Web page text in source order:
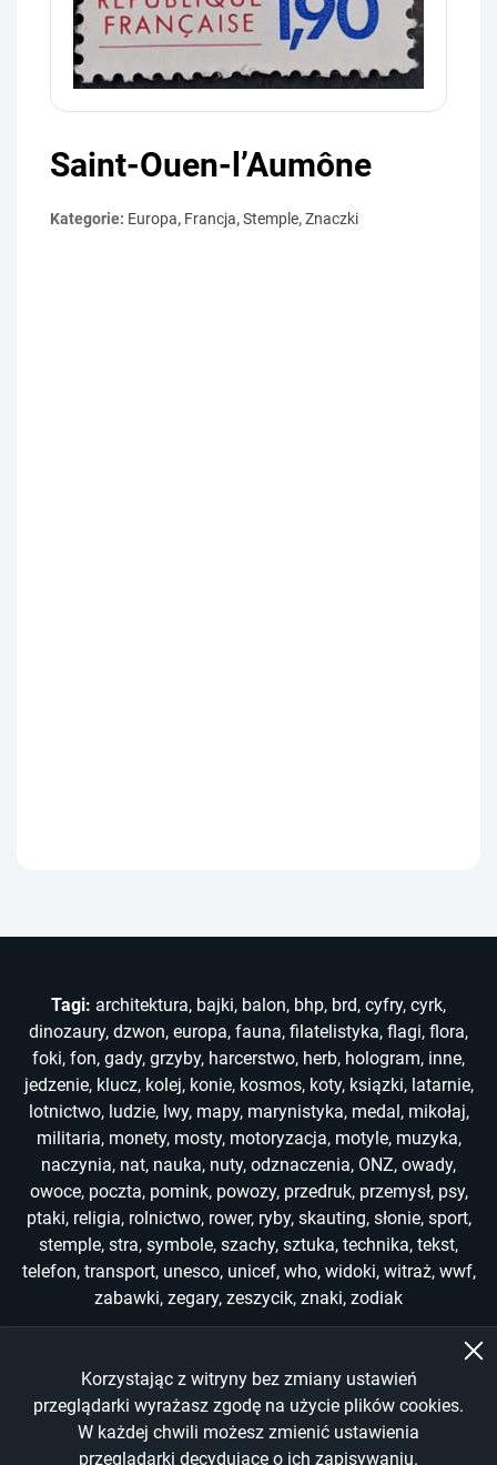
Korzystając z witryny bez zmiany ustawień
przeglądarki wyrażasz zgodę na użycie plików cookies.
W każdej chwili możesz zmienić ustawienia
przeglądarki decydujące o ich zapisywaniu.
Saint-Ouen-l’Aumône
Kategorie: Europa, Francja,Stemple,Znaczki
Tagi: architektura, bajki, balon, bhp, brd, cyfry, cyrk,
dinozaury, dzwon, europa, fauna, filatelistyka, flagi, flora,
foki, fon, gady, grzyby, harcerstwo, herb, hologram, inne,
jedzenie, klucz, kolej, konie, kosmos, koty, ksiązki, latarnie,
lotnictwo, ludzie, lwy, mapy, marynistyka, medal, mikołaj,
militaria, monety, mosty, motoryzacja, motyle, muzyka,
naczynia, nat, nauka, nuty, odznaczenia, ONZ, owady,
owoce, poczta, pomink, powozy, przedruk, przemysł, psy,
ptaki, religia, rolnictwo, rower, ryby, skauting, słonie, sport,
stemple, stra, symbole, szachy, sztuka, technika, tekst,
telefon, transport, unesco, unicef, who, widoki, witraż, wwf,
zabawki, zegary, zeszycik, znaki, zodiak
Copyright © 2022-2026
All Rights Reserved